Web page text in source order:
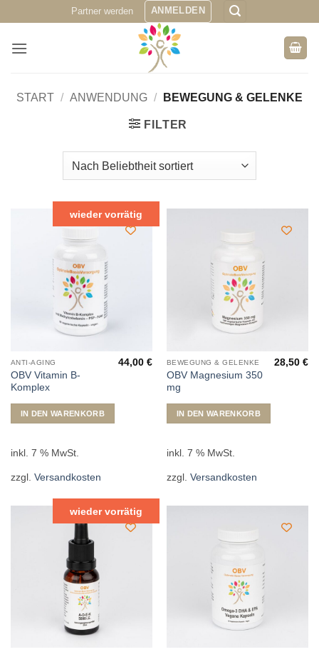
Inhalt
springen
Partner werden ANMELDEN
START / ANWENDUNG / BEWEGUNG & GELENKE
FILTER
wieder vorrätig
ANTI-AGING
OBV Vitamin B-
Komplex
44,00€
IN DEN WARENKORB
inkl. 7 % MwSt.
zzgl. Versandkosten
BEWEGUNG & GELENKE
OBV Magnesium 350
mg
28,50€
IN DEN WARENKORB
inkl. 7 % MwSt.
zzgl. Versandkosten
wieder vorrätig